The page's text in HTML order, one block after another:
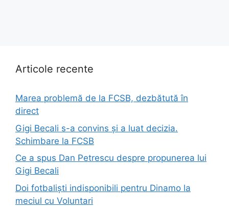
Articole recente
Marea problemă de la FCSB, dezbătută în
direct
Gigi Becali s-a convins și a luat decizia.
Schimbare la FCSB
Ce a spus Dan Petrescu despre propunerea lui
Gigi Becali
Doi fotbaliști indisponibili pentru Dinamo la
meciul cu Voluntari